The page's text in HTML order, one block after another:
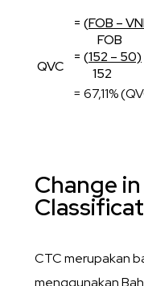
QVC
= (FOB –
FOB
= (152 – 50)
152
= 67,11%
Change
CTC merupakan
menggunakan